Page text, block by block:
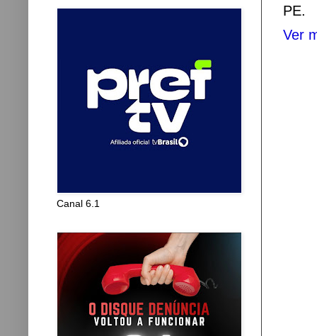
PE.
Ver
Canal 6.1